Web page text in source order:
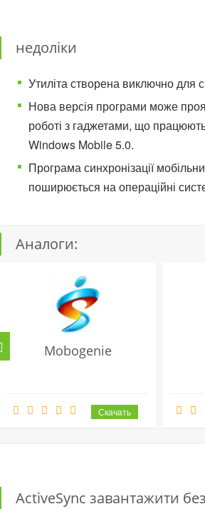
недоліки
Утиліта створена виключно для
Нова версія програми може
роботі з гаджетами, що
Windows Mobile 5.0.
Програма синхронізації
поширюється на операційні
Аналоги:
Mobogenie
ActiveSync завантажити